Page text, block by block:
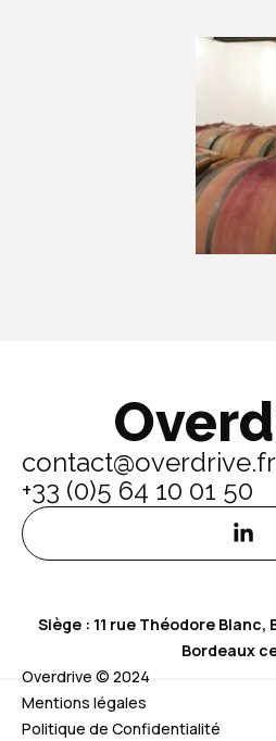
contact@overdrive.fr
+33 (0)5 64 10 01 50
Siège : 11 rue Théodore Blanc,
Bordeaux
Overdrive © 2024
Mentions légales
Politique de Confidentialité